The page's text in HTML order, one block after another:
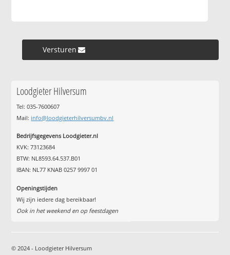
Versturen »
Loodgieter Hilversum
Tel: 035-7600607
Mail: info@loodgieterhilversumbv.nl
Bedrijfsgegevens Loodgieter.nl
KVK: 73123684
BTW: NL8593.64.537.B01
IBAN: NL77 KNAB 0257 9997 01
Openingstijden
Wij zijn iedere dag bereikbaar!
Ook in het weekend en op feestdagen
© 2024 - Loodgieter Hilversum